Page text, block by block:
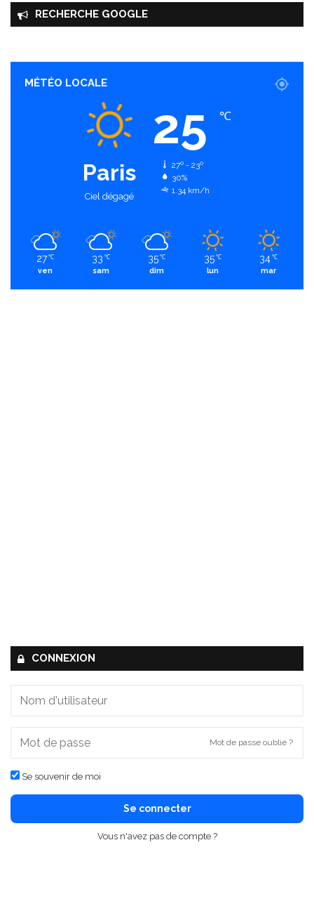
RECHERCHE GOOGLE
MÉTÉO LOCALE
Paris
Ciel dégagé
25 ℃
27º - 23º
30%
1.34 km/h
27 ℃
ven
33 ℃
sam
35 ℃
dim
35 ℃
lun
34 ℃
mar
CONNEXION
Mot de passe oublié ?
Se souvenir de moi
Se connecter
Vous n'avez pas de compte ?